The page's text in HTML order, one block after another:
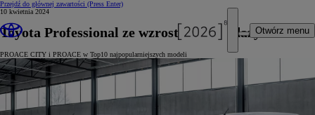
Przejdź do głównej zawartości (Press Enter)
Otwórz menu
10 kwietnia 2024
Toyota Professional ze wzrostem sprzedaży
PROACE CITY i PROACE w Top10 najpopularniejszych modeli